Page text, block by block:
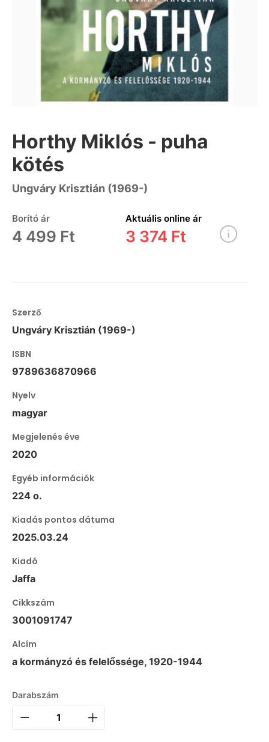
Horthy Miklós - puha
kötés
Ungváry Krisztián (1969-)
Borító ár
4 499 Ft
Aktuális online ár
3 374 Ft
Szerző
Ungváry Krisztián (1969-)
ISBN
9789636870966
Nyelv
magyar
Megjelenés éve
2020
Egyéb információk
224 o.
Kiadás pontos dátuma
2025.03.24
Kiadó
Jaffa
Cikkszám
3001091747
Alcím
a kormányzó és felelőssége, 1920-1944
Darabszám